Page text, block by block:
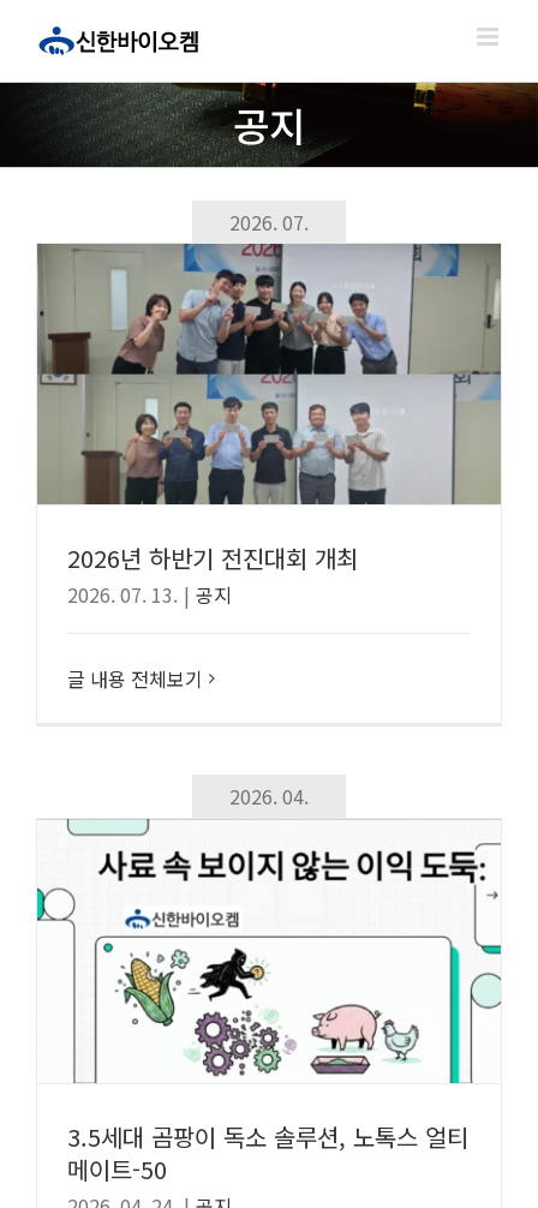
공지
2026. 07.
2026년 하반기 전진대회 개최
2026. 07. 13. | 공지
글 내용 전체보기
2026. 04.
3.5세대 곰팡이 독소 솔루션, 노톡스 얼티
메이트-50